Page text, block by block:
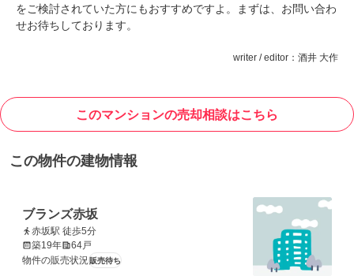
をご検討されていた方にもおすすめですよ。まずは、お問い合わ
せお待ちしております。
writer / editor：酒井 大作
このマンションの売却相談はこちら
この物件の建物情報
ブランズ赤坂
赤坂駅 徒歩5分
築19年
64戸
物件の販売状況販売待ち